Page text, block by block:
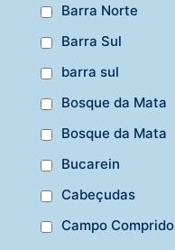
Barra Norte
Barra Sul
barra sul
Bosque da Mata
Bosque da Mata
Bucarein
Cabeçudas
Campo Comprido